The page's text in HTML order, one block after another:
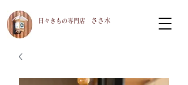
​日々きもの専門店 ささ木